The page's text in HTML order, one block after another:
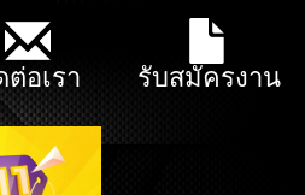
อเรา รับสมัครงาน